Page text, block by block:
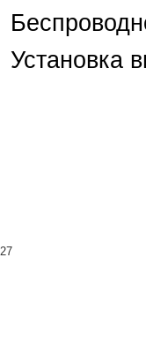
Установка